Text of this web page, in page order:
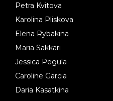
Petra Kvitova
Karolina Pliskova
Elena Rybakina
Maria Sakkari
Jessica Pegula
Caroline Garcia
Daria Kasatkina